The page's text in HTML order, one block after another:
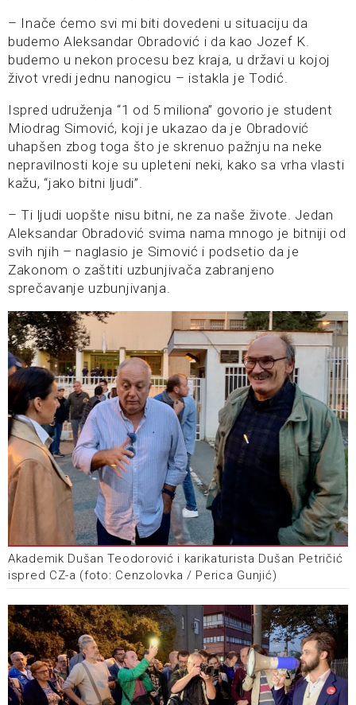
– Inače ćemo svi mi biti dovedeni u situaciju da
budemo Aleksandar Obradović i da kao Jozef K.
budemo u nekon procesu bez kraja, u državi u kojoj
život vredi jednu nanogicu – istakla je Todić.
Ispred udruženja “1 od 5 miliona” govorio je student
Miodrag Simović, koji je ukazao da je Obradović
uhapšen zbog toga što je skrenuo pažnju na neke
nepravilnosti koje su upleteni neki, kako sa vrha vlasti
kažu, “jako bitni ljudi”.
– Ti ljudi uopšte nisu bitni, ne za naše živote. Jedan
Aleksandar Obradović svima nama mnogo je bitniji od
svih njih – naglasio je Simović i podsetio da je
Zakonom o zaštiti uzbunjivača zabranjeno
sprečavanje uzbunjivanja.
Akademik Dušan Teodorović i karikaturista Dušan Petričić
ispred CZ-a (foto: Cenzolovka / Perica Gunjić)